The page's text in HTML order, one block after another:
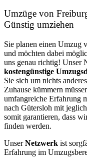
Umzüge von
Günstig umziehen
Sie planen einen Umzug
und möchten dabei
uns genau richtig! Unser
kostengünstige
Sie sich um nichts
Zuhause kümmern
umfangreiche Erfahrung
nach Gütersloh mit
somit garantieren, dass
finden werden.
UnserNetzwerk ist
Erfahrung im